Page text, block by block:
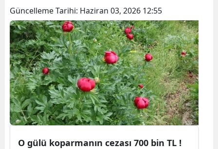
Güncelleme Tarihi: Haziran 03, 2026 12:55
O gülü koparmanın cezası 700 bin TL !